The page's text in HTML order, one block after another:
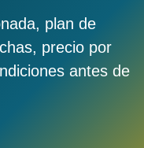
plan de
precio por
antes de